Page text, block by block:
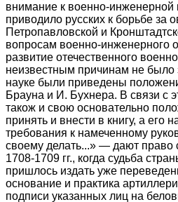
внимание к военно-
приводило русских к борьбе
Петропавловской и
вопросам военно-инженерного
развитие отечественного
неизвестным причинам не было
науке были приведены
Брауна и И. Бухнера. В связи с
також и свою основательно
принять и внести в книгу, а
требования к намеченному
своему делать...» — дают право
1708-1709 гг., когда судьба
пришлось издать уже
основание и практика
подписи указанных лиц на